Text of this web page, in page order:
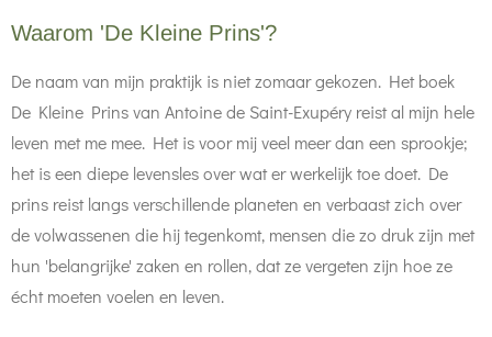
Waarom 'De Kleine Prins'?
De naam van mijn praktijk is niet zomaar gekozen. Het boek
De Kleine Prins van Antoine de Saint-Exupéry reist al mijn hele
leven met me mee. Het is voor mij veel meer dan een sprookje;
het is een diepe levensles over wat er werkelijk toe doet. De
prins reist langs verschillende planeten en verbaast zich over
de volwassenen die hij tegenkomt, mensen die zo druk zijn met
hun 'belangrijke' zaken en rollen, dat ze vergeten zijn hoe ze
écht moeten voelen en leven.